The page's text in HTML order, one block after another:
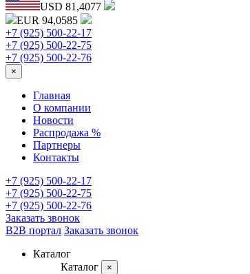
USD 81,4077
EUR 94,0585
+7 (925) 500-22-17
+7 (925) 500-22-75
+7 (925) 500-22-76
×
Главная
О компании
Новости
Распродажа %
Партнеры
Контакты
+7 (925) 500-22-17
+7 (925) 500-22-75
+7 (925) 500-22-76
Заказать звонок
B2B портал Заказать звонок
Каталог
Каталог
×